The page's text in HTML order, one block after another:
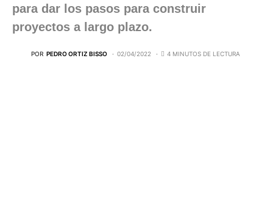
para dar los pasos para construir
proyectos a largo plazo.
POR PEDRO ORTIZ BISSO 02/04/2022 4 MINUTOS DE LECTURA